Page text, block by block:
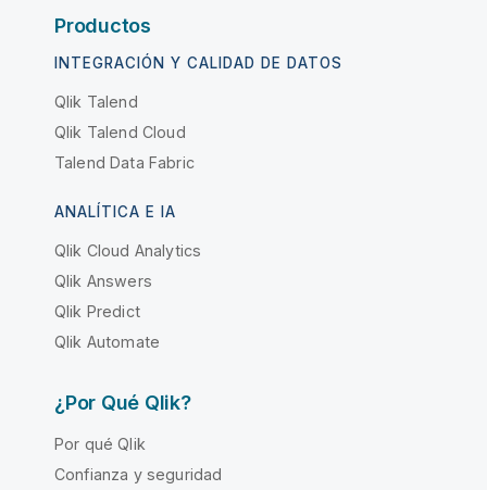
Productos
INTEGRACIÓN Y CALIDAD DE DATOS
Qlik Talend
Qlik Talend Cloud
Talend Data Fabric
ANALÍTICA E IA
Qlik Cloud Analytics
Qlik Answers
Qlik Predict
Qlik Automate
¿Por Qué Qlik?
Por qué Qlik
Confianza y seguridad